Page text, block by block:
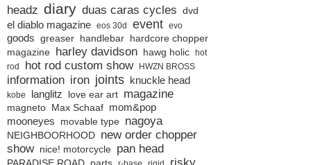
headz diary duas caras cycles dvd
el diablo magazine eos 30d event evo
goods greaser handlebar
hardcore chopper
magazine harley davidson hawg holic
hot
rod
hot rod custom show HWZN BROSS
information iron joints knuckle head
kobe langlitz love ear art magazine
magneto Max Schaaf mom&pop
mooneyes
movable type nagoya
NEIGHBOORHOOD new order chopper
show nice! motorcycle pan head
risky